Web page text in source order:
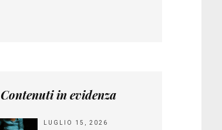
Contenuti in evidenza
LUGLIO 15, 2026